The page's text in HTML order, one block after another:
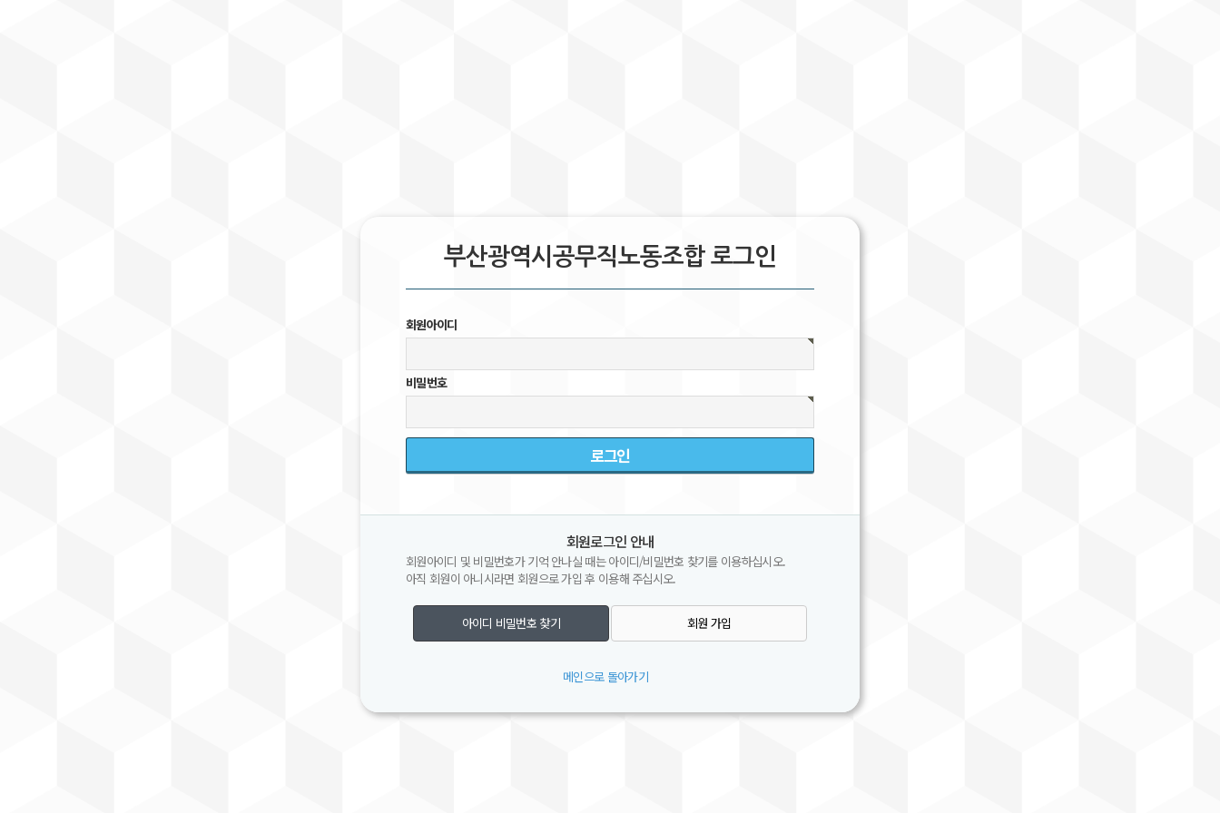
부산광역시공무직노동조합 로그인
회원아이디
비밀번호
회원로그인 안내
회원아이디 및 비밀번호가 기억 안나실 때는 아이디/비밀번호 찾기를 이용하십시오.
아직 회원이 아니시라면 회원으로 가입 후 이용해 주십시오.
아이디 비밀번호 찾기 회원 가입
메인으로 돌아가기